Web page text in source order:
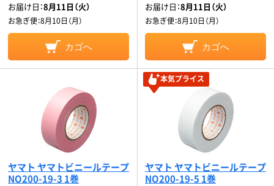
お届け日：8月11日（火）
お急ぎ便：8月10日（月）
カゴへ
お届け日：8月11日（火）
お急ぎ便：8月10日（月）
カゴへ
ヤマト ヤマトビニールテープ
NO200-19-3 1巻
本気プライス
ヤマト ヤマトビニールテープ
NO200-19-5 1巻